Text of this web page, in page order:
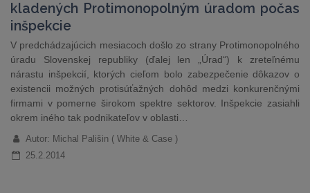
kladených Protimonopolným úradom počas
inšpekcie
V predchádzajúcich mesiacoch došlo zo strany Protimonopolného
úradu Slovenskej republiky (ďalej len „Úrad“) k zreteľnému
nárastu inšpekcií, ktorých cieľom bolo zabezpečenie dôkazov o
existencii možných protisúťažných dohôd medzi konkurenčnými
firmami v pomerne širokom spektre sektorov. Inšpekcie zasiahli
okrem iného tak podnikateľov v oblasti…
Autor: Michal Pališin ( White & Case )
25.2.2014